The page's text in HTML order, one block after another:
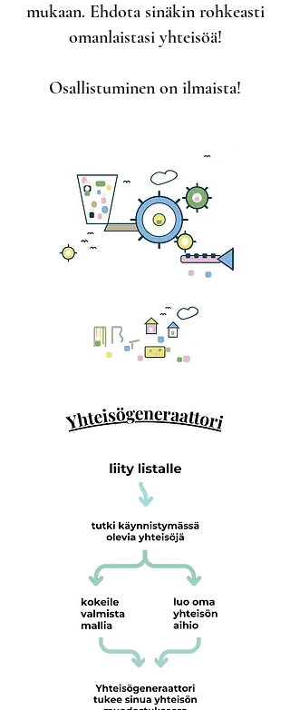
mukaan. Ehdota sinäkin rohkeasti
omanlaistasi yhteisöä!
Osallistuminen on ilmaista!